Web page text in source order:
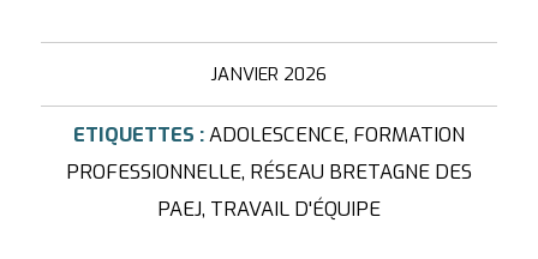
JANVIER 2026
ETIQUETTES :ADOLESCENCE, FORMATION
PROFESSIONNELLE, RÉSEAU BRETAGNE DES
PAEJ, TRAVAIL D'ÉQUIPE